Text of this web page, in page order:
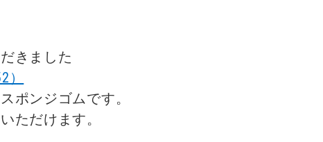
）
ポンジゴムです。
ただけます。